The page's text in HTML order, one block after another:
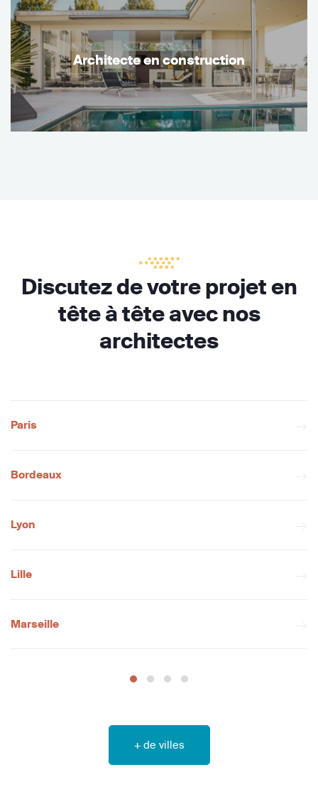
Architecte en construction
Discutez de votre projet en
tête à tête avec nos
architectes
Paris
Bordeaux
Lyon
Lille
Marseille
+ de villes